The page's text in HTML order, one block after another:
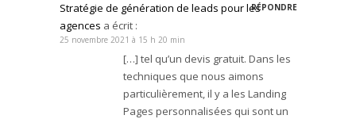
Stratégie de génération de leads pour les
agences a écrit :
RÉPONDRE
25 novembre 2021 à 15 h 20 min
[…] tel qu’un devis gratuit. Dans les
techniques que nous aimons
particulièrement, il y a les Landing
Pages personnalisées qui sont un